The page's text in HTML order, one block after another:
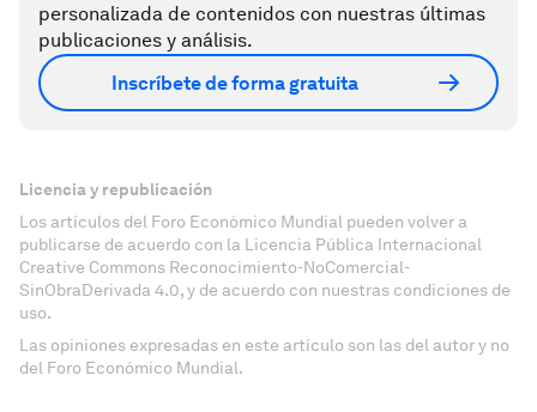
personalizada de contenidos con nuestras últimas
publicaciones y análisis.
Inscríbete de forma gratuita
Licencia y republicación
Los artículos del Foro Económico Mundial pueden volver a
publicarse de acuerdo con la Licencia Pública Internacional
Creative Commons Reconocimiento-NoComercial-
SinObraDerivada 4.0, y de acuerdo con nuestras condiciones de
uso.
Las opiniones expresadas en este artículo son las del autor y no
del Foro Económico Mundial.